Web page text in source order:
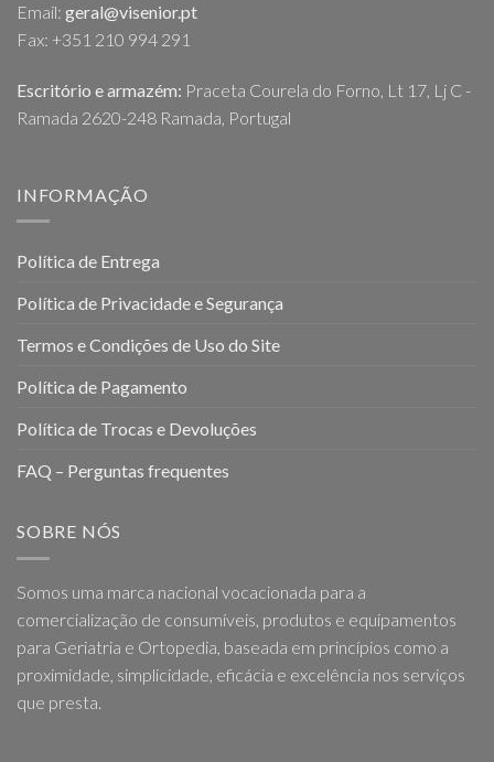
Email: geral@visenior.pt
Fax: +351 210 994 291
Escritório e armazém: Praceta Courela do Forno, Lt 17, Lj C -
Ramada 2620-248 Ramada, Portugal
INFORMAÇÃO
Política de Entrega
Política de Privacidade e Segurança
Termos e Condições de Uso do Site
Política de Pagamento
Política de Trocas e Devoluções
FAQ – Perguntas frequentes
SOBRE NÓS
Somos uma marca nacional vocacionada para a
comercialização de consumíveis, produtos e equipamentos
para Geriatria e Ortopedia, baseada em princípios como a
proximidade, simplicidade, eficácia e excelência nos serviços
que presta.